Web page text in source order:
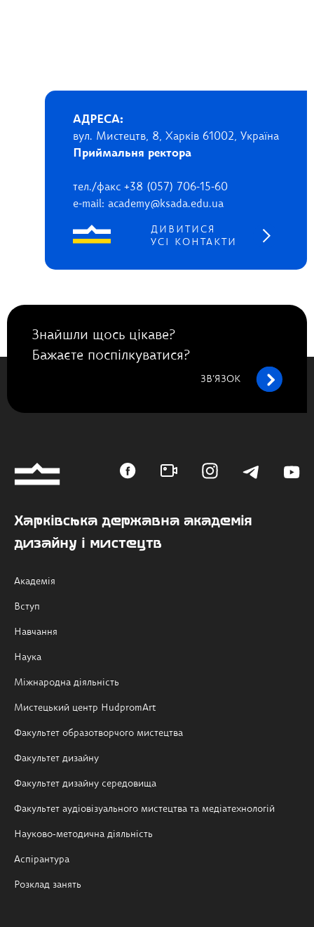
АДРЕСА:
вул. Мистецтв, 8, Харків 61002, Україна
Приймальня ректора
тел./факс +38 (057) 706-15-60
e-mail: academy@ksada.edu.ua
ДИВИТИСЯ
УСІ КОНТАКТИ
Знайшли щось цікаве?
Бажаєте поспілкуватися?
ЗВ’ЯЗОК
Харківська державна академія
дизайну і мистецтв
Академія
Вступ
Навчання
Наука
Міжнародна діяльність
Мистецький центр HudpromArt
Факультет образотворчого мистецтва
Факультет дизайну
Факультет дизайну середовища
Факультет аудіовізуального мистецтва та медіатехнологій
Науково-методична діяльність
Аспірантура
Розклад занять